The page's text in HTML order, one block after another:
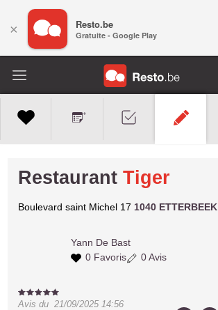
Restaurant Tiger
Boulevard saint Michel 17 1040 ETTERBEEK
Yann De Bast
0 Favoris
0 Avis
Avis du21/09/2025 14:56
× Resto.be
Gratuite - Google Play